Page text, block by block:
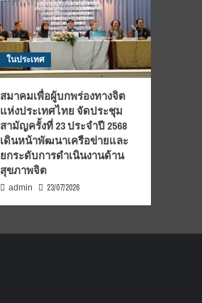
ในประเทศ
สมาคมเพื่อผู้บกพร่องทางจิต
แห่งประเทศไทย จัดประชุม
สามัญครั้งที่ 23 ประจำปี 2568
เดินหน้าพัฒนาเครือข่ายและ
ยกระดับการดำเนินงานด้าน
สุขภาพจิต
admin 23/07/2026